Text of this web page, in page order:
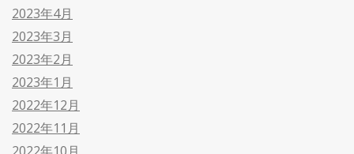
2023年4月
2023年3月
2023年2月
2023年1月
2022年12月
2022年11月